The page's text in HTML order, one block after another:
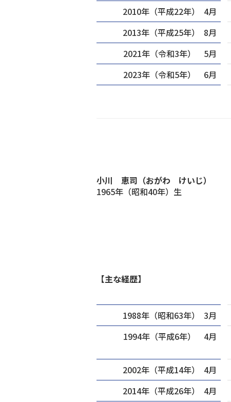
2010年（平成22年） 4月
2013年（平成25年） 8月
2021年（令和3年） 5月
2023年（令和5年） 6月
小川 恵司（おがわ けいじ）
1965年（昭和40年）生
【主な経歴】
1988年（昭和63年） 3月
1994年（平成6年） 4月
2002年（平成14年） 4月
2014年（平成26年） 4月